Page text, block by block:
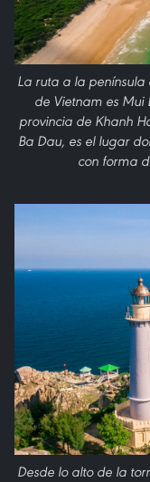
La ruta a la
de Vietnam es Mui
provincia de Khanh
Ba Dau, es el lugar
con forma
Desde lo alto de la